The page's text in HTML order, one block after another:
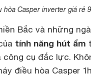
hòa Casper inverter giá rẻ
Bắc và những
tính năng hút ẩm
công cụ đắc lực.
điều hòa Casper